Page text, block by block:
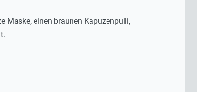
Maske, einen braunen Kapuzenpulli,